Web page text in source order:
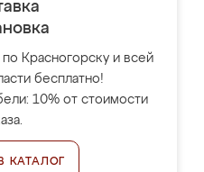
Красногорску и всей
бесплатно!
10% от стоимости
КАТАЛОГ